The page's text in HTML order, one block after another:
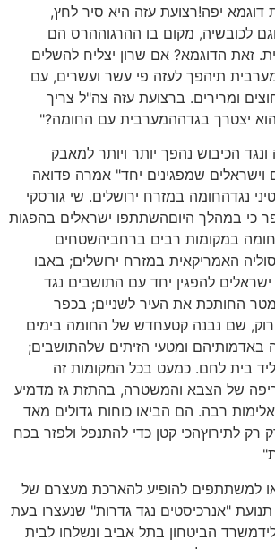
יפה!רצועת עזה היא סיר לחץ,
לכובשיה, מקום בו ההרגוההרס הם
זאת הדוגמא? אם שרון יצליח להשלים
תיהפך לעזה פי עשר ועשרים, עם
ומרירים. ברצועת עזה צה"ל צריך
יצטרך בגדההמערבית עם החומה?"
הכיבוש נהפך יותר ויותר למאבק
וישראלים שמפגינים יחד" אמרה פדואה
נגדהחומה במזרח ירושלים. שי גורסקי
כי במהלך היוםהשתתפו ישראלים בהפגות
במקומות רבים ברחביהשטחים
האמריקאית במזרח ירושלים; באבו
להפגין יחד עם התושבים נגד
החותכת את העיר לשניים; בכפר
שם נבנה קטעחדש של החומה בימים
באדמותיהם ומטעי הזיתים שלהתושבים;
בית לחם. כמעט בכל המקומות זה
של הצבא והמשטרה, בהתזת גז מדמיע
רבה. הם הביאו כוחות גדולים מאד
רק לתירוץהכי קטן כדי להתנפל ולפזר בכח
למשתתפים להופיע להארכת מעצרם של
"אנרכיסטים נגד גדרות" שנעצרו בעת
הביטחון בתל אביב ונשלחו לבית